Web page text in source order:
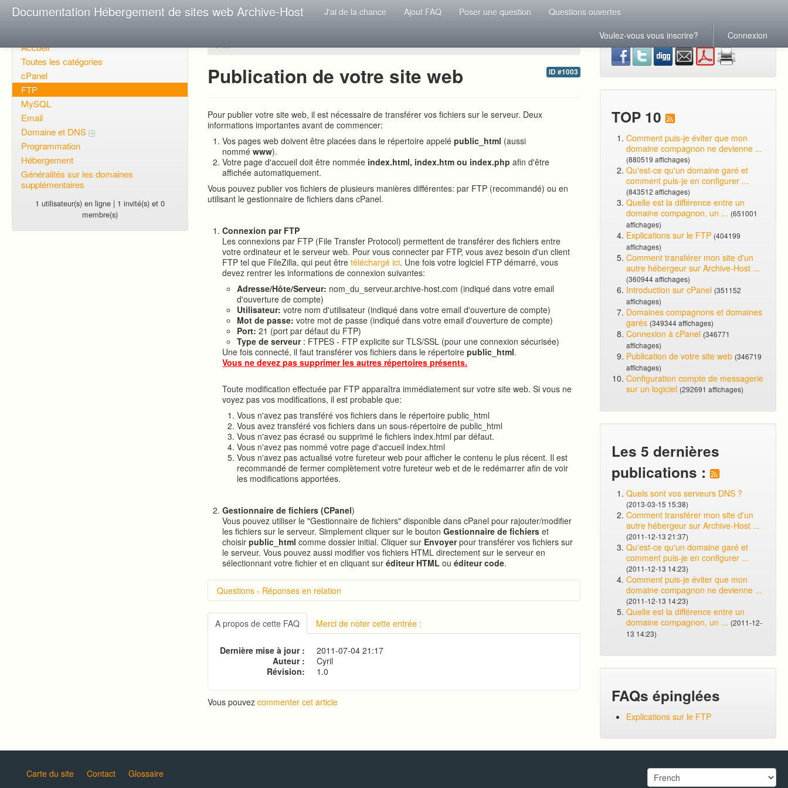
Documentation Hébergement de sites web Archive-Host J'ai de la chance Ajout FAQ Poser une question
Questions ouvertes
Voulez-vous vous inscrire?
Connexion
Accueil
Toutes les catégories
cPanel
FTP
MySQL
Email
Domaine et DNS
Programmation
Hébergement
Généralités sur les domaines
supplémentaires
1 utilisateur(s) en ligne | 1 invité(s) et 0
membre(s)
FTP
ID #1003
Publication de votre site web
Pour publier votre site web, il est nécessaire de transférer vos fichiers sur le serveur. Deux
informations importantes avant de commencer:
Vos pages web doivent être placées dans le répertoire appelépublic_html (aussi
nomméwww).
Votre page d'accueil doit être nommée index.html, index.htm ou index.phpafin d'être
affichée automatiquement.
Vous pouvez publier vos fichiers de plusieurs manières différentes: par FTP (recommandé) ou en
utilisant le gestionnaire de fichiers dans cPanel.
Connexion par FTP
Les connexions par FTP (File Transfer Protocol) permettent de transférer des fichiers entre
votre ordinateur et le serveur web. Pour vous connecter par FTP, vous avez besoin d'un client
FTP tel que FileZilla, qui peut êtretéléchargé ici. Une fois votre logiciel FTP démarré, vous
devez rentrer les informations de connexion suivantes:
Adresse/Hôte/Serveur: nom_du_serveur.archive-host.com (indiqué dans votre email
d'ouverture de compte)
Utilisateur: votre nom d'utilisateur (indiqué dans votre email d'ouverture de compte)
Mot de passe: votre mot de passe (indiqué dans votre email d'ouverture de compte)
Port: 21 (port par défaut du FTP)
Type de serveur: FTPES - FTP explicite sur TLS/SSL (pour une connexion sécurisée)
Une fois connecté, il faut transférer vos fichiers dans le répertoirepublic_html.
Vous ne devez pas supprimer les autres répertoires présents.
Toute modification effectuée par FTP apparaîtra immédiatement sur votre site web. Si vous ne
voyez pas vos modifications, il est probable que:
Vous n'avez pas transféré vos fichiers dans le répertoire public_html
Vous avez transféré vos fichiers dans un sous-répertoire de public_html
Vous n'avez pas écrasé ou supprimé le fichiers index.html par défaut.
Vous n'avez pas nommé votre page d'accueil index.html
Vous n'avez pas actualisé votre fureteur web pour afficher le contenu le plus récent. Il est
recommandé de fermer complètement votre fureteur web et de le redémarrer afin de voir
les modifications apportées.
Gestionnaire de fichiers (CPanel)
Vous pouvez utiliser le "Gestionnaire de fichiers" disponible dans cPanel pour rajouter/modifier
les fichiers sur le serveur. Simplement cliquer sur le boutonGestionnaire de fichiers et
choisirpublic_html comme dossier initial. Cliquer sur Envoyerpour transférer vos fichiers sur
le serveur. Vous pouvez aussi modifier vos fichiers HTML directement sur le serveur en
sélectionnant votre fichier et en cliquant suréditeur HTML ouéditeur code.
Questions - Réponses en relation
Introduction sur cPanel
Connexion à cPanel
Changer le mot de passe d'accès à cPanel
Exécution de pages HTML en PHP
A propos de cette FAQ Merci de noter cette entrée :
Dernière mise à jour :
2011-07-04 21:17
Auteur :
Cyril
Révision:
1.0
Vous pouvezcommenter cet article
TOP 10
Comment puis-je éviter que mon
domaine compagnon ne devienne ...
(880519 affichages)
Qu'est-ce qu'un domaine garé et
comment puis-je en configurer ...
(843512 affichages)
Quelle est la différence entre un
domaine compagnon, un ... (651001
affichages)
Explications sur le FTP (404199
affichages)
Comment transférer mon site d'un
autre hébergeur sur Archive-Host ...
(360944 affichages)
Introduction sur cPanel (351152
affichages)
Domaines compagnons et domaines
garés (349344 affichages)
Connexion à cPanel (346771
affichages)
Publication de votre site web (346719
affichages)
Configuration compte de messagerie
sur un logiciel (292691 affichages)
Les 5 dernières
publications :
Quels sont vos serveurs DNS ?
(2013-03-15 15:38)
Comment transférer mon site d'un
autre hébergeur sur Archive-Host ...
(2011-12-13 21:37)
Qu'est-ce qu'un domaine garé et
comment puis-je en configurer ...
(2011-12-13 14:23)
Comment puis-je éviter que mon
domaine compagnon ne devienne ...
(2011-12-13 14:23)
Quelle est la différence entre un
domaine compagnon, un ... (2011-12-
13 14:23)
FAQs épinglées
Explications sur le FTP
Carte du site Contact Glossaire